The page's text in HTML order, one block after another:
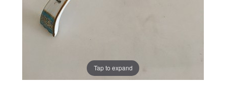
Tap to expand